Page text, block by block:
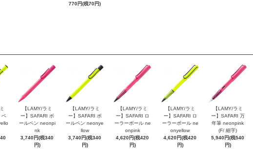
770円(税70円)
ペ
【LAMY/ラミ
ー】SAFARI ボ
ールペン neonpi
nk
3,740円(税340
円)
【LAMY/ラミ
ー】SAFARI ボ
ールペン neonye
llow
3,740円(税340
円)
【LAMY/ラミ
ー】SAFARI ロ
ーラーボール ne
onpink
4,620円(税420
円)
【LAMY/ラミ
ー】SAFARI ロ
ーラーボール ne
onyellow
4,620円(税420
円)
【LAMY/ラミ
ー】SAFARI 万
年筆 neonpink
(F/ 細字)
5,940円(税540
円)